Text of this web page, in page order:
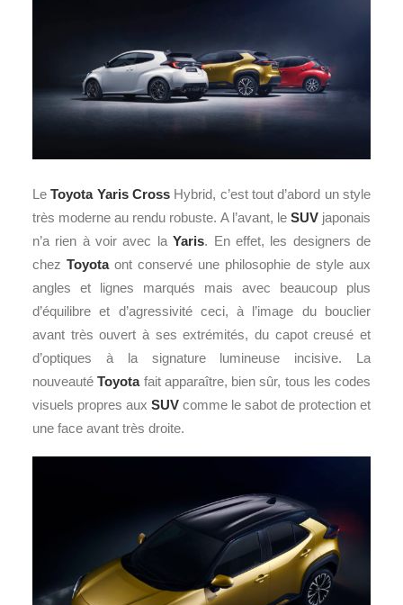
LeToyota Yaris Cross Hybrid, c’est tout d’abord un style
très moderne au rendu robuste. A l’avant, le SUVjaponais
n’a rien à voir avec laYaris. En effet, les designers de
chez Toyotaont conservé une philosophie de style aux
angles et lignes marqués mais avec beaucoup plus
d’équilibre et d’agressivité ceci, à l’image du bouclier
avant très ouvert à ses extrémités, du capot creusé et
d’optiques à la signature lumineuse incisive. La
nouveautéToyotafait apparaître, bien sûr, tous les codes
visuels propres aux SUV comme le sabot de protection et
une face avant très droite.